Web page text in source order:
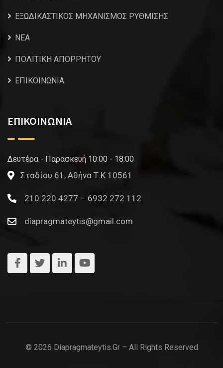
ΕΞΩΔΙΚΑΣΤΙΚΟΣ ΜΗΧΑΝΙΣΜΟΣ ΡΥΘΜΙΣΗΣ
NEA
ΠΟΛΙΤΙΚΗ ΑΠΟΡΡΗΤΟΥ
ΕΠΙΚΟΙΝΩΝΙΑ
ΕΠΙΚΟΙΝΩΝΙΑ
Δευτέρα - Παρασκευή 10:00 - 18:00
Σταδίου 61, Αθήνα Τ.Κ 10561
210 220 4277 – 6932 272 112
diapragmateytis@gmail.com
© 2026 Diapragmateytis.gr – All Rights Reserved